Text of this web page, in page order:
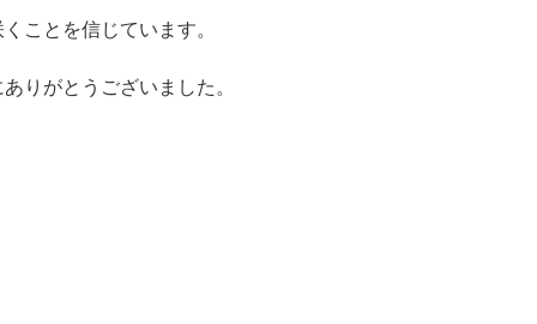
ことを信じています。
りがとうございました。